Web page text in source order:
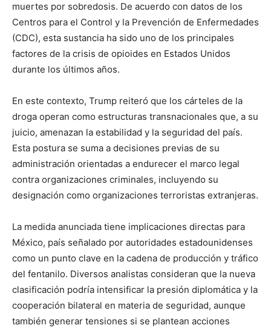
muertes por sobredosis. De acuerdo con datos de los
Centros para el Control y la Prevención de Enfermedades
(CDC), esta sustancia ha sido uno de los principales
factores de la crisis de opioides en Estados Unidos
durante los últimos años.
En este contexto, Trump reiteró que los cárteles de la
droga operan como estructuras transnacionales que, a su
juicio, amenazan la estabilidad y la seguridad del país.
Esta postura se suma a decisiones previas de su
administración orientadas a endurecer el marco legal
contra organizaciones criminales, incluyendo su
designación como organizaciones terroristas extranjeras.
La medida anunciada tiene implicaciones directas para
México, país señalado por autoridades estadounidenses
como un punto clave en la cadena de producción y tráfico
del fentanilo. Diversos analistas consideran que la nueva
clasificación podría intensificar la presión diplomática y la
cooperación bilateral en materia de seguridad, aunque
también generar tensiones si se plantean acciones